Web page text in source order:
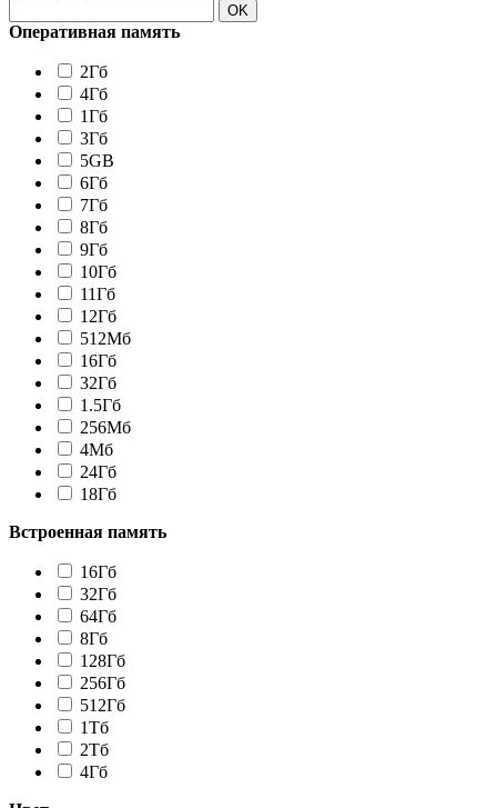
OK
Оперативная память
2Гб
4Гб
1Гб
3Гб
5GB
6Гб
7Гб
8Гб
9Гб
10Гб
11Гб
12Гб
512Мб
16Гб
32Гб
1.5Гб
256Мб
4Мб
24Гб
18Гб
Встроенная память
16Гб
32Гб
64Гб
8Гб
128Гб
256Гб
512Гб
1Tб
2Tб
4Гб